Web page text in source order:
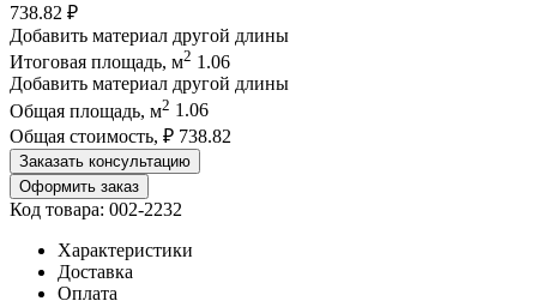
738.82 ₽
Добавить материал другой длины
Итоговая площадь, м2 1.06
Добавить материал другой длины
Общая площадь, м2 1.06
Общая стоимость, ₽ 738.82
Заказать консультацию
Оформить заказ
Код товара: 002-2232
Характеристики
Доставка
Оплата